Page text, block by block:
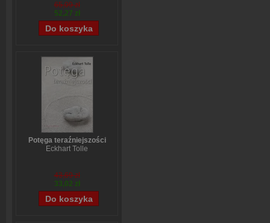
65,09 zł
52,27 zł
Potęga teraźniejszości
Eckhart Tolle
43,69 zł
33,02 zł